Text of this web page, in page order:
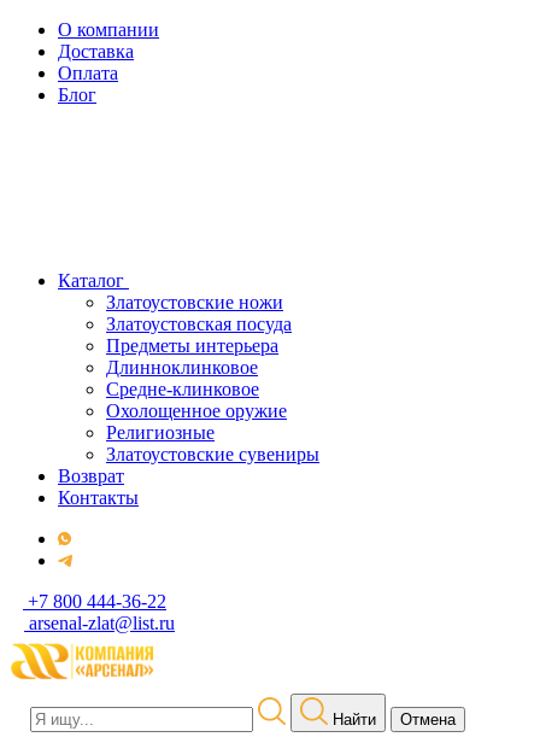
О компании
Доставка
Оплата
Блог
Каталог
Златоустовские ножи
Златоустовская посуда
Предметы интерьера
Длинноклинковое
Средне-клинковое
Охолощенное оружие
Религиозные
Златоустовские сувениры
Возврат
Контакты
+7 800 444-36-22
arsenal-zlat@list.ru
Найти Отмена